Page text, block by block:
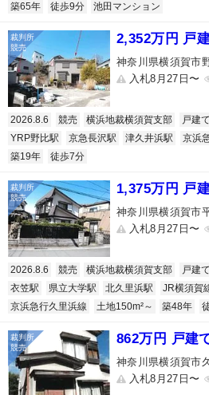
築65年
徒歩9分 池田マンション
2,352万円 戸
神奈川県横須賀市
入札8月27日〜
2026.8.6 競売 横浜地裁横須賀支部 戸建て
YRP野比駅
京急長沢駅 津久井浜駅 京浜
築19年
徒歩7分
1,375万円 戸
神奈川県横須賀市
入札8月27日〜
2026.8.6 競売 横浜地裁横須賀支部 戸建て
衣笠駅
県立大学駅 北久里浜駅 JR横須賀
京浜急行久里浜線
土地150m²～ 築48年
862万円 戸建
神奈川県横須賀市
入札8月27日〜